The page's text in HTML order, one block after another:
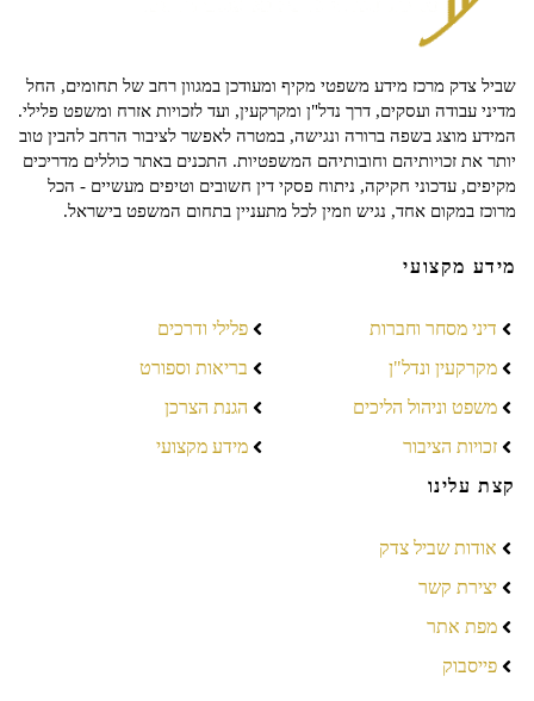
שביל צדק מרכז מידע משפטי מקיף ומעודכן במגוון רחב של תחומים, החל
מדיני עבודה ועסקים, דרך נדל"ן ומקרקעין, ועד לזכויות אזרח ומשפט פלילי.
המידע מוצג בשפה ברורה ונגישה, במטרה לאפשר לציבור הרחב להבין טוב
יותר את זכויותיהם וחובותיהם המשפטיות. התכנים באתר כוללים מדריכים
מקיפים, עדכוני חקיקה, ניתוח פסקי דין חשובים וטיפים מעשיים - הכל
מרוכז במקום אחד, נגיש וזמין לכל מתעניין בתחום המשפט בישראל.
מידע מקצועי
דיני מסחר וחברות
מקרקעין ונדל"ן
משפט וניהול הליכים
זכויות הציבור
פלילי ודרכים
בריאות וספורט
הגנת הצרכן
מידע מקצועי
קצת עלינו
אודות שביל צדק
יצירת קשר
מפת אתר
פייסבוק